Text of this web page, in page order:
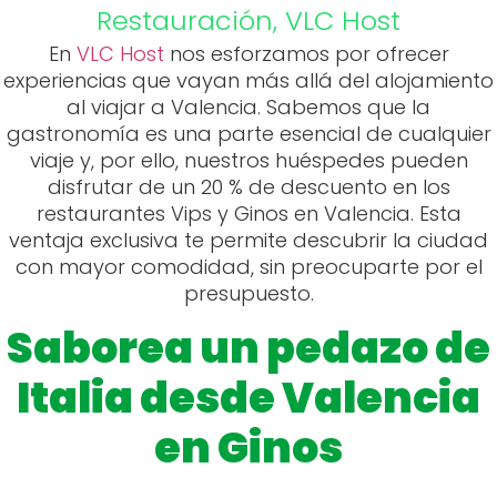
Restauración, VLC Host
En VLC Host nos esforzamos por ofrecer
experiencias que vayan más allá del alojamiento
al viajar a Valencia. Sabemos que la
gastronomía es una parte esencial de cualquier
viaje y, por ello, nuestros huéspedes pueden
disfrutar de un 20 % de descuento en los
restaurantes Vips y Ginos en Valencia. Esta
ventaja exclusiva te permite descubrir la ciudad
con mayor comodidad, sin preocuparte por el
presupuesto.
Saborea un pedazo de
Italia desde Valencia
en Ginos